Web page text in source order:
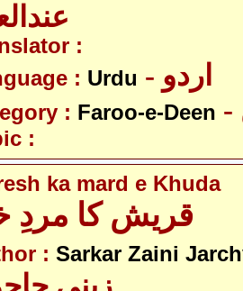
:
: Urdu - اردو
: Faroo-e-Deen
:
ka mard e Khuda
قریش کا مردِ
: Sarkar Zaini